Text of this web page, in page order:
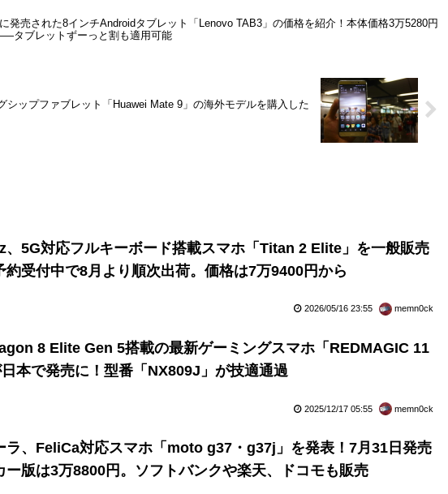
発売された8インチAndroidタブレット「Lenovo TAB3」の価格を紹介！本体価格3万5280円
タブレットずーっと割も適用可能
シップファブレット「Huawei Mate 9」の海外モデルを購入した
、5G対応フルキーボード搭載スマホ「Titan 2 Elite」を一般販売
約受付中で8月より順次出荷。価格は7万9400円から
2026/05/16 23:55 memn0ck
8 Elite Gen 5搭載の最新ゲーミングスマホ「REDMAGIC 11
本で発売に！型番「NX809J」が技適通過
2025/12/17 05:55 memn0ck
ラ、FeliCa対応スマホ「moto g37・g37j」を発表！7月31日発売
ー版は3万8800円。ソフトバンクや楽天、ドコモも販売